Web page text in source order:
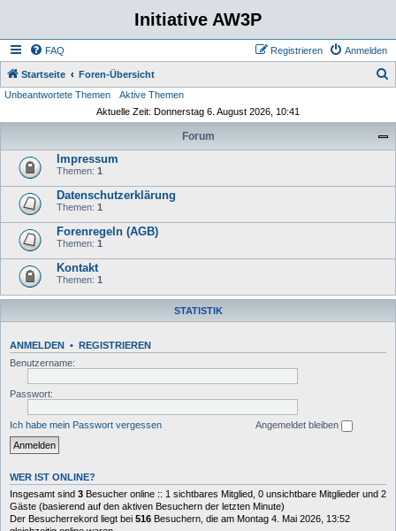
Initiative AW3P
FAQ Anmelden
Registrieren
Startseite Foren-Übersicht
Unbeantwortete Themen
Aktive Themen
Aktuelle Zeit: Donnerstag 6. August 2026, 10:41
Forum
Impressum
Themen: 1
Datenschutzerklärung
Themen: 1
Forenregeln (AGB)
Themen: 1
Kontakt
Themen: 1
STATISTIK
ANMELDEN • REGISTRIEREN
Benutzername:
Passwort:
Ich habe mein Passwort vergessen Angemeldet bleiben
WER IST ONLINE?
Insgesamt sind 3 Besucher online :: 1 sichtbares Mitglied, 0 unsichtbare Mitglieder und 2
Gäste (basierend auf den aktiven Besuchern der letzten Minute)
Der Besucherrekord liegt bei 516 Besuchern, die am Montag 4. Mai 2026, 13:52